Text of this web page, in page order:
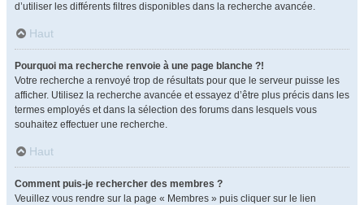
d’utiliser les différents filtres disponibles dans la recherche avancée.
Haut
Pourquoi ma recherche renvoie à une page blanche ?!
Votre recherche a renvoyé trop de résultats pour que le serveur puisse les
afficher. Utilisez la recherche avancée et essayez d’être plus précis dans les
termes employés et dans la sélection des forums dans lesquels vous
souhaitez effectuer une recherche.
Haut
Comment puis-je rechercher des membres ?
Veuillez vous rendre sur la page « Membres » puis cliquer sur le lien